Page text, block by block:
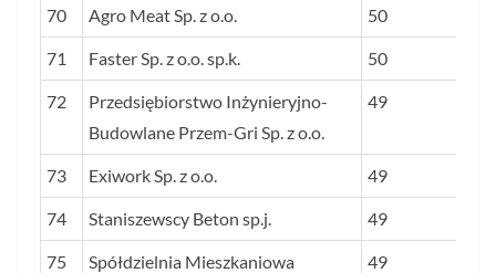
70 Agro Meat Sp. z o.o. 50
71 Faster Sp. z o.o. sp.k. 50
72
Przedsiębiorstwo Inżynieryjno-
Budowlane Przem-Gri Sp. z o.o.
49
73 Exiwork Sp. z o.o. 49
74 Staniszewscy Beton sp.j. 49
75
Spółdzielnia Mieszkaniowa
49